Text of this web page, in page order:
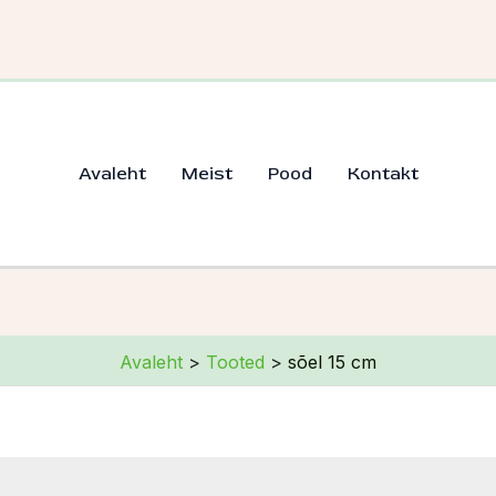
Avaleht Meist Pood Kontakt
Avaleht Tooted sõel 15 cm